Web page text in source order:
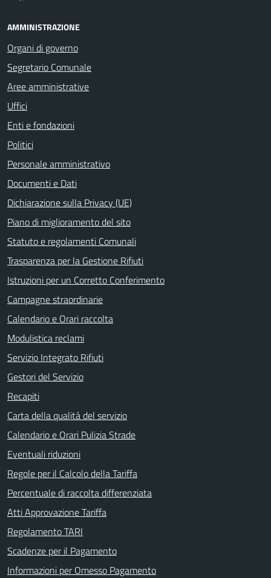
AMMINISTRAZIONE
Organi di governo
Segretario Comunale
Aree amministrative
Uffici
Enti e fondazioni
Politici
Personale amministrativo
Documenti e Dati
Dichiarazione sulla Privacy (UE)
Piano di miglioramento del sito
Statuto e regolamenti Comunali
Trasparenza per la Gestione Rifiuti
Istruzioni per un Corretto Conferimento
Campagne straordinarie
Calendario e Orari raccolta
Modulistica reclami
Servizio Integrato Rifiuti
Gestori del Servizio
Recapiti
Carta della qualità del servizio
Calendario e Orari Pulizia Strade
Eventuali riduzioni
Regole per il Calcolo della Tariffa
Percentuale di raccolta differenziata
Atti Approvazione Tariffa
Regolamento TARI
Scadenze per il Pagamento
Informazioni per Omesso Pagamento